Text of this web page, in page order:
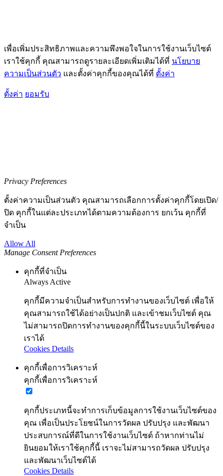
เพื่อเพิ่มประสิทธิภาพและความพึงพอใจในการใช้งานเว็บไซต์
เราใช้คุกกี้ คุณสามารถดูรายละเอียดเพิ่มเติมได้ที่ นโยบาย
ความเป็นส่วนตัว และตั้งค่าคุกกี้ของคุณได้ที่ ตั้งค่า
ตั้งค่า ยอมรับ
Privacy Preferences
ตั้งค่าความเป็นส่วนตัว คุณสามารถเลือกการตั้งค่าคุกกี้โดยเปิด/
ปิด คุกกี้ในแต่ละประเภทได้ตามความต้องการ ยกเว้น คุกกี้ที่
จำเป็น
Allow All
Manage Consent Preferences
คุกกี้ที่จำเป็น
Always Active
คุกกี้มีความจำเป็นสำหรับการทำงานของเว็บไซต์ เพื่อให้
คุณสามารถใช้ได้อย่างเป็นปกติ และเข้าชมเว็บไซต์ คุณ
ไม่สามารถปิดการทำงานของคุกกี้นี้ในระบบเว็บไซต์ของ
เราได้
Cookies Details
คุกกี้เพื่อการวิเคราะห์
คุกกี้เพื่อการวิเคราะห์
คุกกี้ประเภทนี้จะทำการเก็บข้อมูลการใช้งานเว็บไซต์ของ
คุณ เพื่อเป็นประโยชน์ในการวัดผล ปรับปรุง และพัฒนา
ประสบการณ์ที่ดีในการใช้งานเว็บไซต์ ถ้าหากท่านไม่
ยินยอมให้เราใช้คุกกี้นี้ เราจะไม่สามารถวัดผล ปรับปรุง
และพัฒนาเว็บไซต์ได้
Cookies Details